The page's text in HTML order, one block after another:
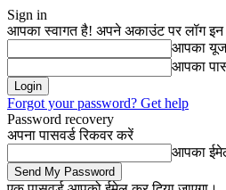
Sign in
आपका स्वागत है! अपने अकाउंट पर लॉग
आपका
आपका
Forgot your password? Get help
Password recovery
अपना पासवर्ड रिकवर करें
आपका